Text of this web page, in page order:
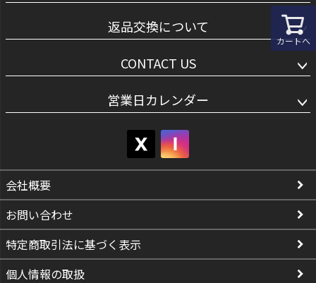
カートへ
返品交換について
CONTACT US
営業日カレンダー
会社概要
お問い合わせ
特定商取引法に基づく表示
個人情報の取扱